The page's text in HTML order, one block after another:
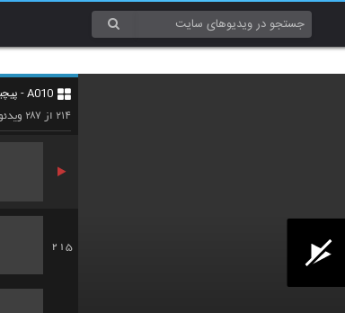
A010 - پیچیدگی (Complexity)
۲۱۴ از ۲۸۷ ویدئو
213
215